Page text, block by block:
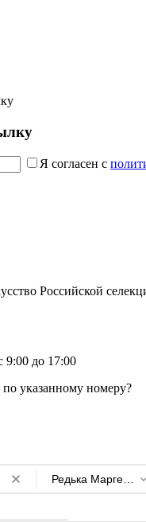
Я согласен с
Российской
до 17:00
указанному номеру?
Редька Маргеланская